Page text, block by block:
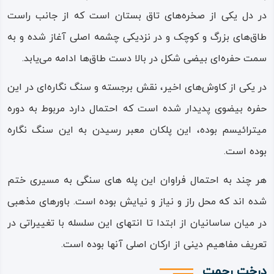
روی کلاه‌ خود نیز تاجی قرار داشته و نواری متشکل از دو ردیف
مروارید روی پایه تاج را تزیین کرده است؛ بخش حاشیه بالایی
سر و سینه اسب نیز با برگستوانی منگوله دار پوشیده شده
شکارگاه خسروپرویز
نقش‌ برجسته شکارگاه در دو دیواره جانبی ایوان بزرگ به تصویر
کشیده شده است. این شکارگاه در نزدیکی طاق بستان قرار
داشته است.
در دل یکی از صخره‌ها‌ی تاق‌ بستان است که از جانب راست
طاق‌های بزرگ و کوچک و در نزدیکی چشمه اصلی آغاز شده و به
سمت حفره‌ای بیضی‌ شکل در بالا‌ دست طاق‌ها ادامه می‌یابد.
در یکی از کاوش‌های اخیر، نقش‌ برجسته و سنگ‌ نگاره‌ای در این
حفره بیضوی پدیدار شده است که احتمال دارد مربوط به دوره
میترائیسم بوده، این پلکان معبر رسیدن به این سنگ‌ نگاره
بوده است.
هر چند به احتمال فراوان این پله های سنگی به مسیری ختم
شده اند که محل راز و نیاز و نیایش بوده است. باورهای مذهبی
در میان ساسانیان از ابتدا تا انتهای این سلسله با تغییراتی در
تعریف مفاهیم دینی از ارکان اصلی آنها بوده است.